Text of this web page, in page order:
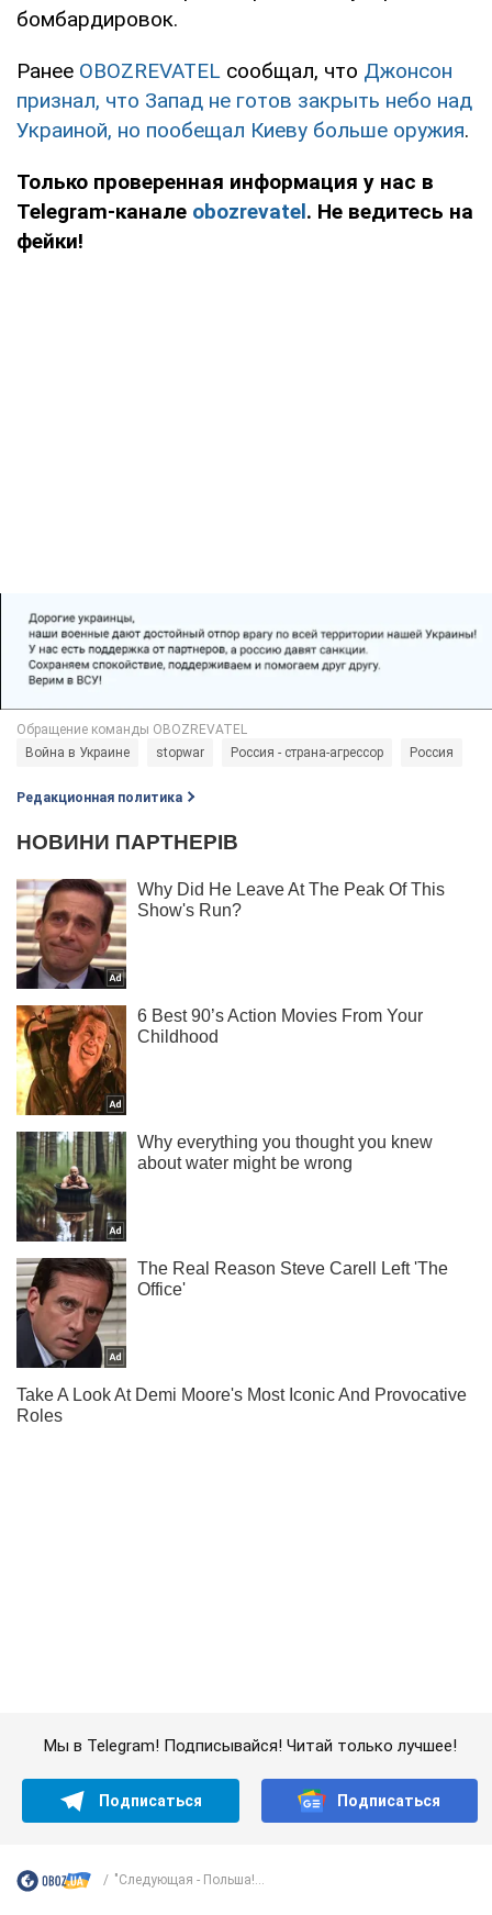
бомбардировок.
Ранее OBOZREVATEL сообщал, что Джонсон
признал, что Запад не готов закрыть небо над
Украиной, но пообещал Киеву больше оружия.
Только проверенная информация у нас в
Telegram-канале obozrevatel. Не ведитесь на
фейки!
Война в Украине stopwar Россия - страна-агрессор Россия
Редакционная политика